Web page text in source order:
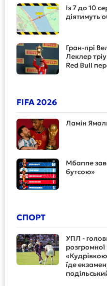
Із 7 до 10
діятимуть
Гран-прі
Леклер
Red Bull
FIFA 2026
Ламін
Мбаппе
бутсою»
СПОРТ
УПЛ -
їде